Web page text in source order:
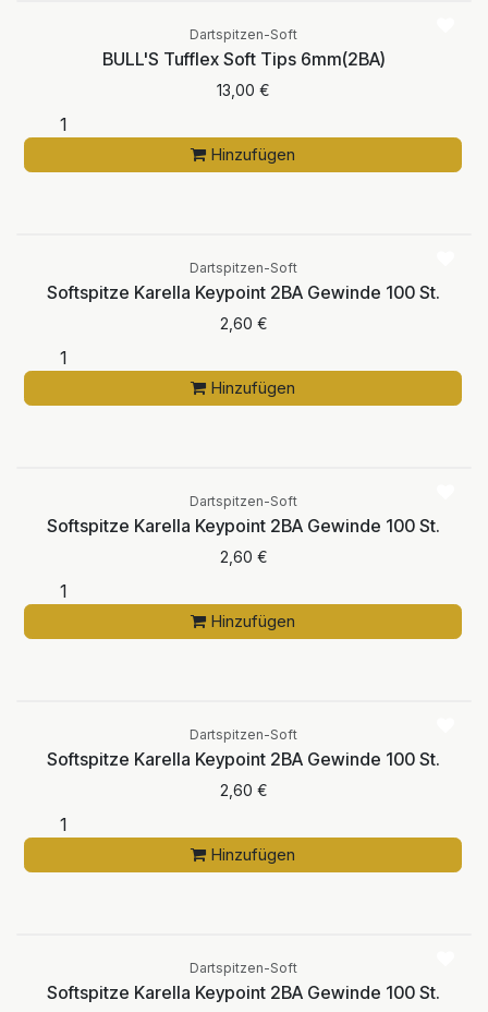
Dartspitzen-Soft
BULL'S Tufflex Soft Tips 6mm(2BA)
13,00 €
Hinzufügen
Dartspitzen-Soft
Softspitze Karella Keypoint 2BA Gewinde 100 St.
2,60 €
Hinzufügen
Dartspitzen-Soft
Softspitze Karella Keypoint 2BA Gewinde 100 St.
2,60 €
Hinzufügen
Dartspitzen-Soft
Softspitze Karella Keypoint 2BA Gewinde 100 St.
2,60 €
Hinzufügen
Dartspitzen-Soft
Softspitze Karella Keypoint 2BA Gewinde 100 St.